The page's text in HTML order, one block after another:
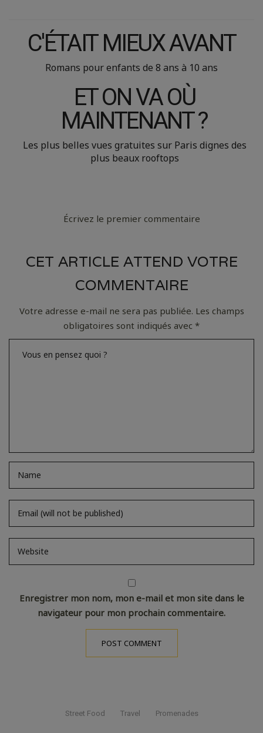
C'ÉTAIT MIEUX AVANT
Romans pour enfants de 8 ans à 10 ans
ET ON VA OÙ
MAINTENANT ?
Les plus belles vues gratuites sur Paris dignes des
plus beaux rooftops
Écrivez le premier commentaire
CET ARTICLE ATTEND VOTRE
COMMENTAIRE
Votre adresse e-mail ne sera pas publiée. Les champs
obligatoires sont indiqués avec *
Enregistrer mon nom, mon e-mail et mon site dans le
navigateur pour mon prochain commentaire.
Street Food Travel Promenades